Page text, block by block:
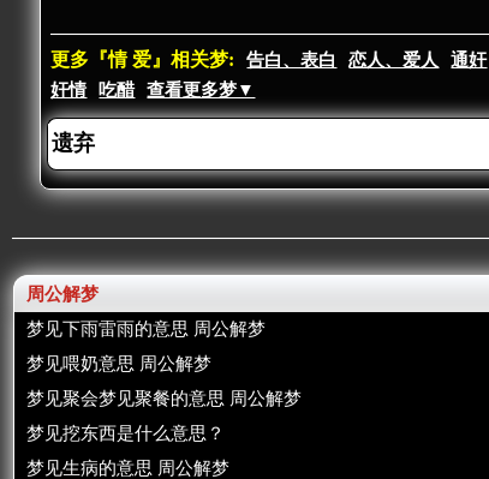
更多『情 爱』相关梦: 告白、表白 恋人、爱人 通奸
奸情
吃醋 查看更多梦▼
周公解梦
梦见下雨雷雨的意思 周公解梦
梦见喂奶意思 周公解梦
梦见聚会梦见聚餐的意思 周公解梦
梦见挖东西是什么意思？
梦见生病的意思 周公解梦